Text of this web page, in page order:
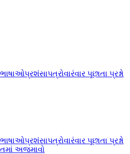
ભાષાઓપ્રશંસાપત્રોવારંવાર પૂછાતા પ્રશ્નો
ભાષાઓપ્રશંસાપત્રોવારંવાર પૂછાતા પ્રશ્નો
અજમાવો